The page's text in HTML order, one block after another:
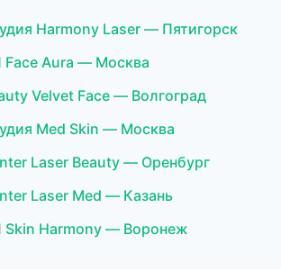
Harmony Laser — Пятигорск
Face Aura — Москва
Velvet Face — Волгоград
Med Skin — Москва
Laser Beauty — Оренбург
Laser Med — Казань
Skin Harmony — Воронеж